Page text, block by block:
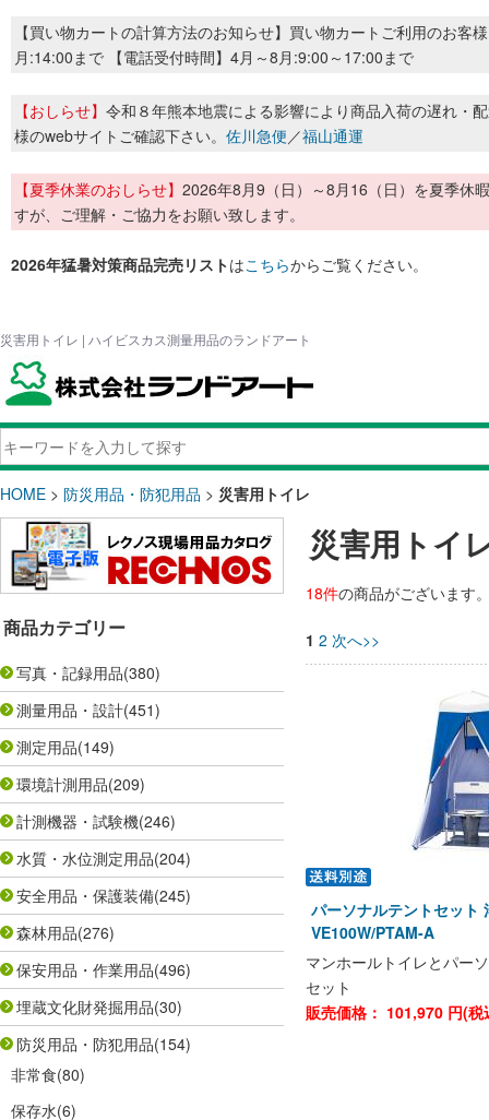
【買い物カートの計算方法のお知らせ】買い物カートご利用のお客
月:14:00まで 【電話受付時間】4月～8月:9:00～17:00まで
【おしらせ】 令和８年熊本地震による影響により商品入荷の遅れ・
様のwebサイトご確認下さい。 佐川急便／福山通運
【夏季休業のおしらせ】 2026年8月9（日）～8月16（日）を夏季休
すが、ご理解・ご協力をお願い致します。
2026年猛暑対策商品完売リストはこちらからご覧ください。
災害用トイレ | ハイビスカス測量用品のランドアート
HOME > 防災用品・防犯用品 > 災害用トイレ
商品カテゴリー
写真・記録用品(380)
測量用品・設計(451)
測定用品(149)
環境計測用品(209)
計測機器・試験機(246)
水質・水位測定用品(204)
安全用品・保護装備(245)
森林用品(276)
保安用品・作業用品(496)
埋蔵文化財発掘用品(30)
防災用品・防犯用品(154)
非常食(80)
保存水(6)
災害用トイ
18件の商品がございます
1 2 次へ>>
パーソナルテントセット
VE100W/PTAM-A
マンホールトイレとパー
セット
販売価格： 101,970 円(